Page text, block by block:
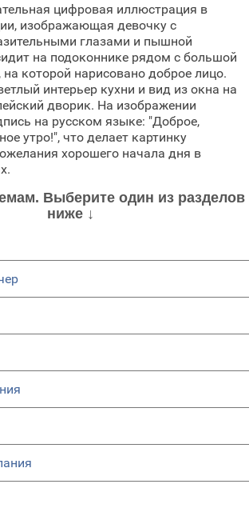
цифровая иллюстрация в
изображающая девочку с
глазами и пышной
на подоконнике рядом с большой
которой нарисовано доброе лицо.
интерьер кухни и вид из окна на
дворик. На изображении
на русском языке: "Доброе,
утро!", что делает картинку
хорошего начала дня в
Выберите один из разделов
ниже ↓